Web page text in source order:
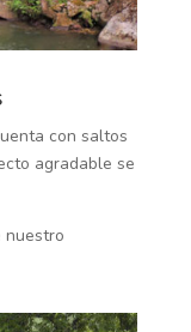
con saltos
agradable se
nuestro